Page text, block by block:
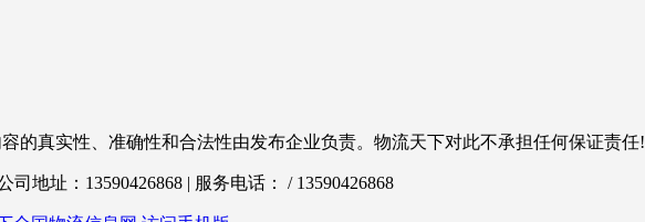
的真实性、准确性和合法性由发布企业负责。物流天下对此不承担任何保证责任!
地址：13590426868 | 服务电话： / 13590426868